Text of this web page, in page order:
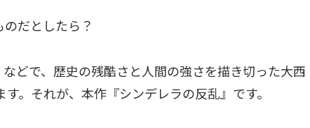
だとしたら？
どで、歴史の残酷さと人間の強さを描き切った大西
。それが、本作『シンデレラの反乱』です。